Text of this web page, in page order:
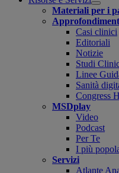
Open
Materiali per i
Casi clinici
Editoriali
Notizie
Studi
Linee
Sanità
Congress
MSDplay
Video
Podcast
Per Te
I più
Servizi
Atlante